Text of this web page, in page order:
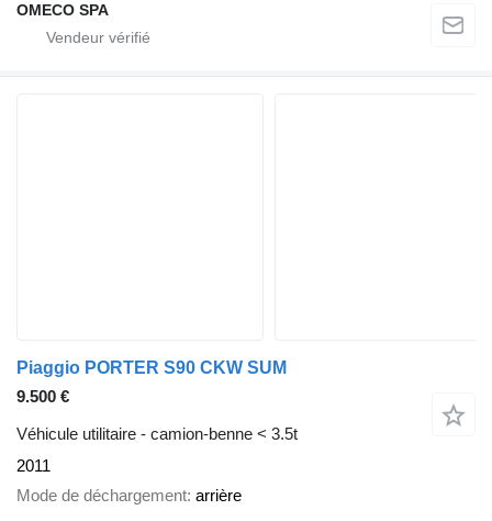
OMECO SPA
Piaggio PORTER S90 CKW SUM
9.500 €
Véhicule utilitaire - camion-benne < 3.5t
2011
Mode de déchargement arrière